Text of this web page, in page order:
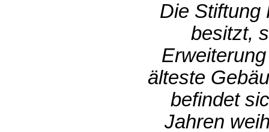
Die Stiftung
besitzt,
älteste
befindet
Jahren